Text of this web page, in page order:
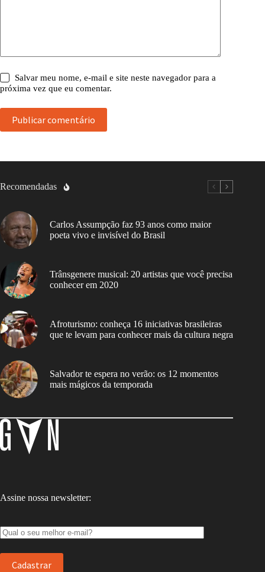
Salvar meu nome, e-mail e site neste navegador para a
próxima vez que eu comentar.
Publicar comentário
Recomendadas
Carlos Assumpção faz 93 anos como maior
poeta vivo e invisível do Brasil
Trânsgenere musical: 20 artistas que você precisa
conhecer em 2020
Afroturismo: conheça 16 iniciativas brasileiras
que te levam para conhecer mais da cultura negra
Salvador te espera no verão: os 12 momentos
mais mágicos da temporada
Assine nossa newsletter: